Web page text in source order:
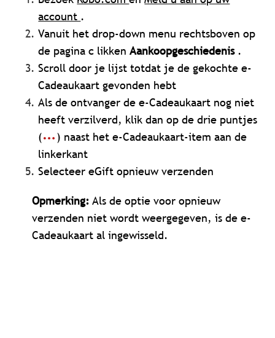
account .
Vanuit het drop-down menu rechtsboven op
de pagina c likkenAankoopgeschiedenis .
Scroll door je lijst totdat je de gekochte e-
Cadeaukaart gevonden hebt
Als de ontvanger de e-Cadeaukaart nog niet
heeft verzilverd, klik dan op de drie puntjes
(
) naast het e-Cadeaukaart-item aan de
linkerkant
Selecteer eGift opnieuw verzenden
Opmerking: Als de optie voor opnieuw
verzenden niet wordt weergegeven, is de e-
Cadeaukaart al ingewisseld.